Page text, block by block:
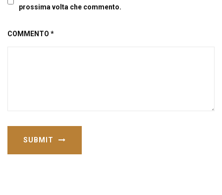
prossima volta che commento.
COMMENTO *
SUBMIT